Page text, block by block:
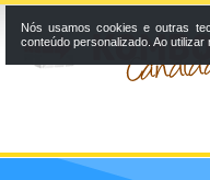
Nós usamos cookies e outras
conteúdo personalizado. Ao